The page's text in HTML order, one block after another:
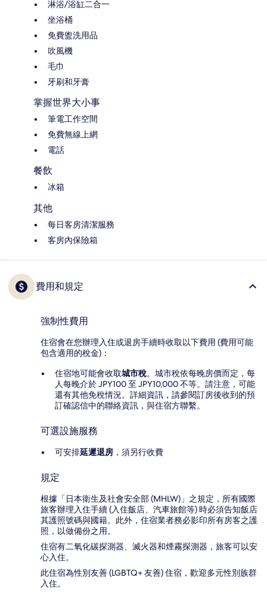
淋浴/浴缸二合一
坐浴桶
免費盥洗用品
吹風機
毛巾
牙刷和牙膏
掌握世界大小事
筆電工作空間
免費無線上網
電話
餐飲
冰箱
其他
每日客房清潔服務
客房內保險箱
費用和規定
強制性費用
住宿會在您辦理入住或退房手續時收取以下費用 (費用可能
包含適用的稅金)：
住宿地可能會收取城市稅。城市稅依每晚房價而定，每
人每晚介於 JPY100 至 JPY10,000 不等。請注意，可能
還有其他免稅情況。詳細資訊，請參閱訂房後收到的預
訂確認信中的聯絡資訊，與住宿方聯繫。
可選設施服務
可安排延遲退房 ，須另行收費
規定
根據「日本衛生及社會安全部 (MHLW)」之規定，所有國際
旅客辦理入住手續 (入住飯店、汽車旅館等) 時必須告知飯店
其護照號碼與國籍。此外，住宿業者務必影印所有房客之護
照，以做備份之用。
住宿有二氧化碳探測器、滅火器和煙霧探測器，旅客可以安
心入住。
此住宿為性別友善 (LGBTQ+ 友善) 住宿，歡迎多元性別族群
入住。